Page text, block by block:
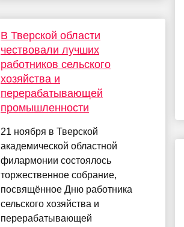
В Тверской области
чествовали лучших
работников сельского
хозяйства и
перерабатывающей
промышленности
21 ноября в Тверской
академической областной
филармонии состоялось
торжественное собрание,
посвящённое Дню работника
сельского хозяйства и
перерабатывающей